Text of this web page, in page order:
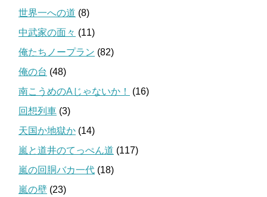
世界一への道 (8)
中武家の面々 (11)
俺たちノープラン (82)
俺の台 (48)
南こうめのAじゃないか！
(16)
回想列車 (3)
天国か地獄か (14)
嵐と道井のてっぺん道 (117)
嵐の回胴バカ一代 (18)
嵐の壁 (23)